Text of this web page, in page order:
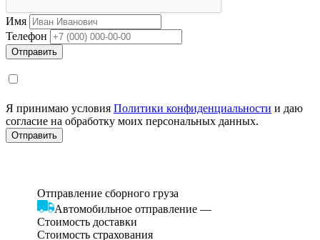
Имя
Телефон
Я принимаю условия Политики конфиденциальности и даю
согласие на обработку моих персональных данных.
Отправление сборного груза
Автомобильное отправление —
Стоимость доставки
Стоимость страхования